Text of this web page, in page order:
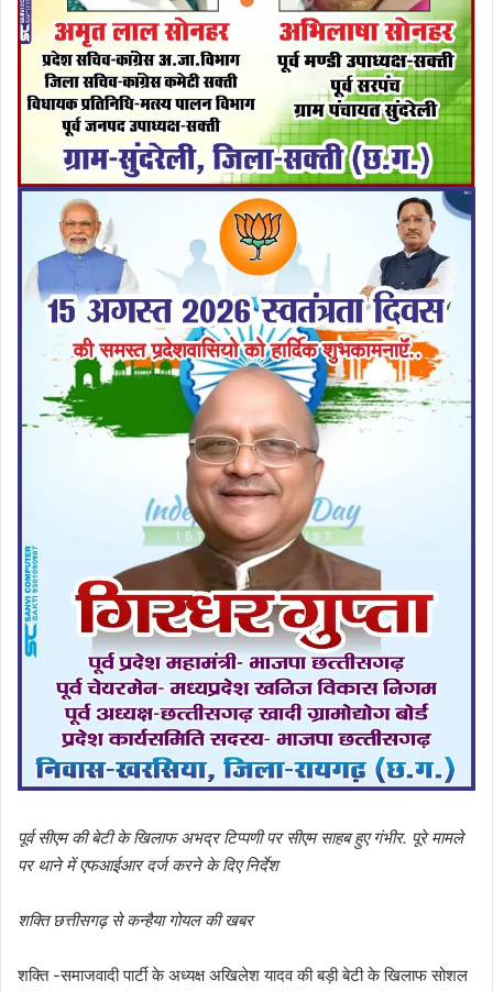
पूर्व सीएम की बेटी के खिलाफ अभद्र टिप्पणी पर सीएम साहब हुए गंभीर. पूरे मामले
पर थाने में एफआईआर दर्ज करने के दिए निर्देश
शक्ति छत्तीसगढ़ से कन्हैया गोयल की खबर
शक्ति -समाजवादी पार्टी के अध्यक्ष अखिलेश यादव की बड़ी बेटी के खिलाफ सोशल